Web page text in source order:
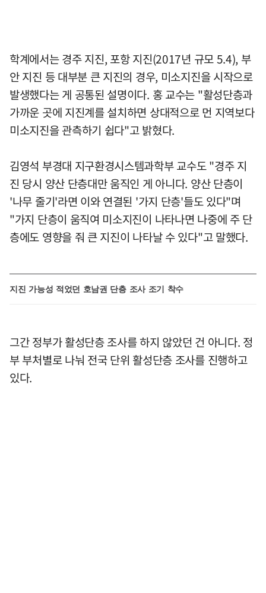
학계에서는 경주 지진, 포항 지진(2017년 규모 5.4), 부
안 지진 등 대부분 큰 지진의 경우, 미소지진을 시작으로
발생했다는 게 공통된 설명이다. 홍 교수는 "활성단층과
가까운 곳에 지진계를 설치하면 상대적으로 먼 지역보다
미소지진을 관측하기 쉽다"고 밝혔다.
김영석 부경대 지구환경시스템과학부 교수도 "경주 지
진 당시 양산 단층대만 움직인 게 아니다. 양산 단층이
'나무 줄기'라면 이와 연결된 '가지 단층'들도 있다"며
"가지 단층이 움직여 미소지진이 나타나면 나중에 주 단
층에도 영향을 줘 큰 지진이 나타날 수 있다"고 말했다.
지진 가능성 적었던 호남권 단층 조사 조기 착수
그간 정부가 활성단층 조사를 하지 않았던 건 아니다. 정
부 부처별로 나눠 전국 단위 활성단층 조사를 진행하고
있다.